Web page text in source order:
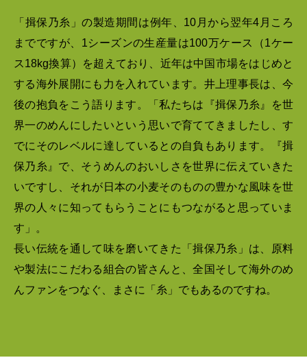
「揖保乃糸」の製造期間は例年、10月から翌年4月ころ
までですが、1シーズンの生産量は100万ケース（1ケー
ス18kg換算）を超えており、近年は中国市場をはじめと
する海外展開にも力を入れています。井上理事長は、今
後の抱負をこう語ります。「私たちは『揖保乃糸』を世
界一のめんにしたいという思いで育ててきましたし、す
でにそのレベルに達しているとの自負もあります。『揖
保乃糸』で、そうめんのおいしさを世界に伝えていきた
いですし、それが日本の小麦そのものの豊かな風味を世
界の人々に知ってもらうことにもつながると思っていま
す」。
長い伝統を通して味を磨いてきた「揖保乃糸」は、原料
や製法にこだわる組合の皆さんと、全国そして海外のめ
んファンをつなぐ、まさに「糸」でもあるのですね。